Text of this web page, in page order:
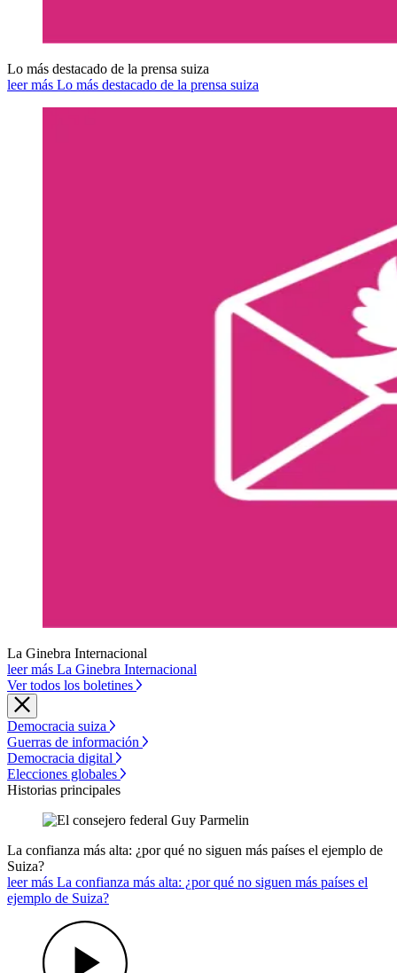
Lo más destacado de la prensa suiza
leer más Lo más destacado de la prensa suiza
La Ginebra Internacional
leer más La Ginebra Internacional
Ver todos los boletines
Democracia suiza
Guerras de información
Democracia digital
Elecciones globales
Historias principales
La confianza más alta: ¿por qué no siguen más países el ejemplo de
Suiza?
leer más La confianza más alta: ¿por qué no siguen más países el
ejemplo de Suiza?